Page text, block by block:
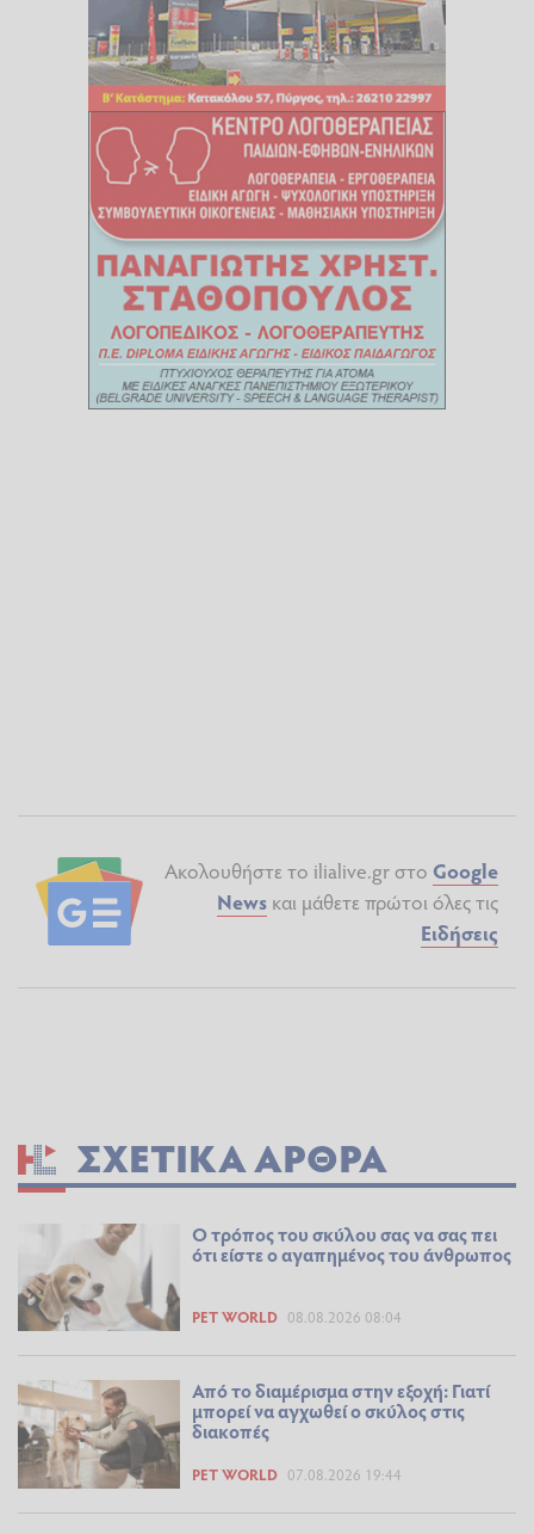
Ακολουθήστε το ilialive.gr στο Google
News και μάθετε πρώτοι όλες τις
Ειδήσεις
ΣΧΕΤΙΚΆ ΆΡΘΡΑ
Ο τρόπος του σκύλου σας να σας πει
ότι είστε ο αγαπημένος του άνθρωπος
PET WORLD 08.08.2026 08:04
Από το διαμέρισμα στην εξοχή: Γιατί
μπορεί να αγχωθεί ο σκύλος στις
διακοπές
PET WORLD 07.08.2026 19:44